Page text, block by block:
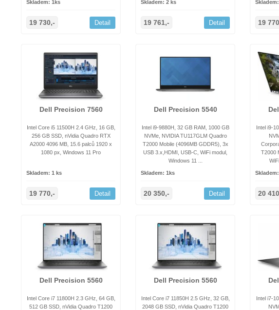
Skladem: 1ks
19 730,- Detail
Skladem: 2 ks
19 761,- Detail 19
Dell Precision 7560
Intel Core i5 11500H 2.4 GHz, 16 GB,
256 GB SSD, nVidia Quadro RTX
A2000 4096 MB, 15.6 palců 1920 x
1080 px, Windows 11 Pro
Skladem: 1 ks
19 770,- Detail
Dell Precision 5540
Intel i9-9880H, 32 GB RAM, 1000 GB
NVMe, NVIDIA TU117GLM Quadro
T2000 Mobile (4096MB GDDR5), 3x
USB 3.x,HDMI, USB-C, WiFi modul,
Windows 11 ...
Skladem: 1ks
20 350,- Detail
Intel i9-
T2000
20
Dell Precision 5560
Intel Core i7 11800H 2.3 GHz, 64 GB,
512 GB SSD, nVidia Quadro T1200
Dell Precision 5560
Intel Core i7 11850H 2.5 GHz, 32 GB,
2048 GB SSD, nVidia Quadro T1200
Intel i7-